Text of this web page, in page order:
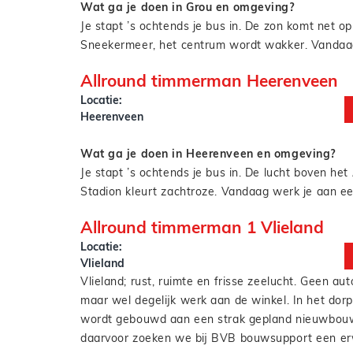
laten draaien
Wat ga je doen in Grou en omgeving?
Je stapt ’s ochtends je bus in. De zon komt net
Sneekermeer, het centrum wordt wakker.
boeidelen in een appartementencomplex in
En volgende week? Dan werk je aan een
binnenstad, met uitzicht op de Waterpoort en
Als vastgoed timmerman werk je aan panden van
woningcorporaties, zorgorganisaties en
sluitwerk tot complete gevelrenovaties.
Je werkt zelfstandig of samen met een collega,
precisie, plezier en vakmanschap. En het mooie?
witlofschotel en het NOS Journaal met Annechien
Allround timmerman Heerenveen
Locatie:
Heerenveen
Wat ga je doen in Heerenveen en omgeving?
Je stapt ’s ochtends je bus in. De lucht boven
Stadion kleurt zachtroze. Vandaag werk je aan
het dak van een renovatie aan de Schans. En
Dan zet je de laatste kozijnen in een twee onder
De Greiden.
Je werkt zelfstandig of samen met een collega,
precisie, plezier en passie voor het vak. En het
gewoon in je eigen omgeving. Dus je zit ’s
tafel met stamppot en het NOS Journaal met
Steenhuizen.
Allround timmerman 1 Vlieland
Locatie:
Vlieland
Vlieland; rust, ruimte en frisse zeelucht. Geen
maar wel degelijk werk aan de winkel. In het
wordt gebouwd aan een strak gepland
daarvoor zoeken we bij BVB bouwsupport een